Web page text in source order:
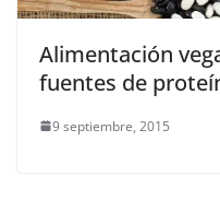
Alimentación
fuentes de
9 septiembre, 2015